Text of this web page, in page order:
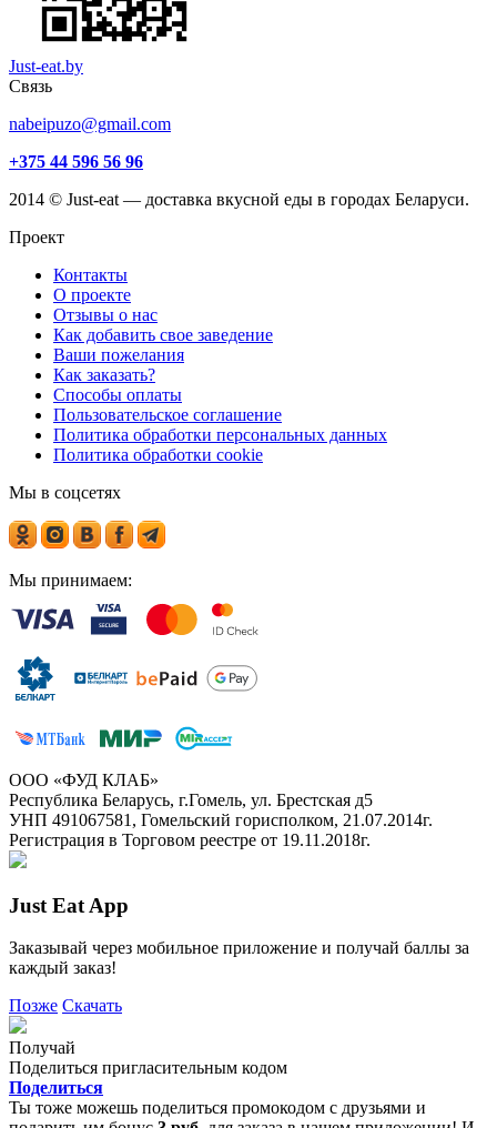
Just-eat.by
Связь
nabeipuzo@gmail.com
+375 44 596 56 96
2014 © Just-eat — доставка вкусной еды в городах Беларуси.
Проект
Контакты
О проекте
Отзывы о нас
Как добавить свое заведение
Ваши пожелания
Как заказать?
Способы оплаты
Пользовательское соглашение
Политика обработки персональных данных
Политика обработки cookie
Мы в соцсетях
Мы принимаем:
ООО «ФУД КЛАБ»
Республика Беларусь, г.Гомель, ул. Брестская д5
УНП 491067581, Гомельский горисполком, 21.07.2014г.
Регистрация в Торговом реестре от 19.11.2018г.
Just Eat App
Заказывай через мобильное приложение и получай баллы за
каждый заказ!
Позже Скачать
Получай
Поделиться пригласительным кодом
Поделиться
Ты тоже можешь поделиться промокодом с друзьями и